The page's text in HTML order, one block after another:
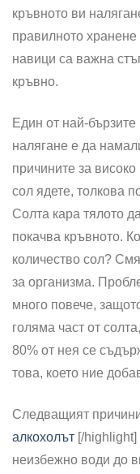
кръвното ви
правилното
навици са важна
кръвно.
Един от най-
налягане е да
причините за
сол ядете, толкова
Солта кара тялото
покачва кръвното.
количество сол?
за организма.
много повече,
голяма част от
80% от нея се
това, което ние
Следващият
алкохолът [/
неизбежно води до